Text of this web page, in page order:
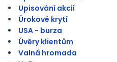
Upisování akcií
Úrokové krytí
USA - burza
Úvěry klientům
Valná hromada